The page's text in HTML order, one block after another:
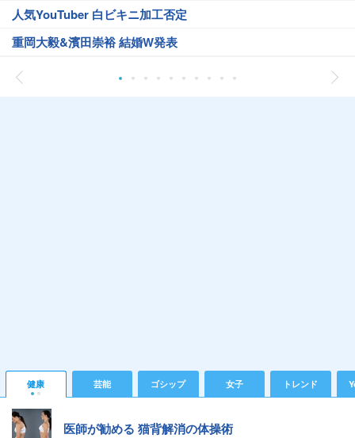
人気YouTuber 白ビキニ加工否定
重岡大毅&濱田崇裕 結婚W発表
健康 芸能 ゴシップ 女子 トレンド
医師が勧める 猫背解消の体操術